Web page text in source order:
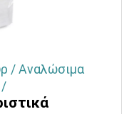
/ Αναλώσιμα
/